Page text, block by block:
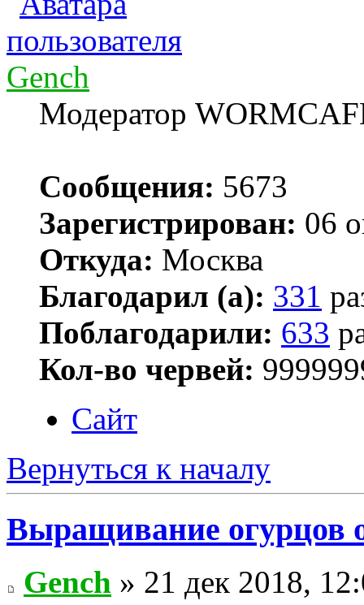
Gench
Модератор
Сообщения: 5673
Зарегистрирован: 06
Откуда: Москва
Благодарил (а): 331
Поблагодарили: 633
Кол-во червей:
Сайт
Вернуться к началу
Выращивание огурцов
Gench » 21 дек 2018,